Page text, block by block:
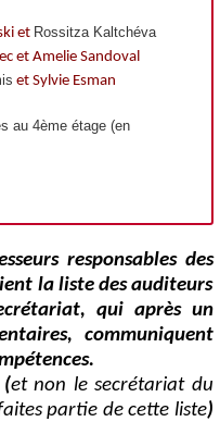
et Rossitza Kaltchéva
et Amelie Sandoval
et Sylvie Esman
au 4ème étage (en
responsables des
la liste des auditeurs
qui après un
communiquent
(et non le secrétariat du
partie de cette liste)